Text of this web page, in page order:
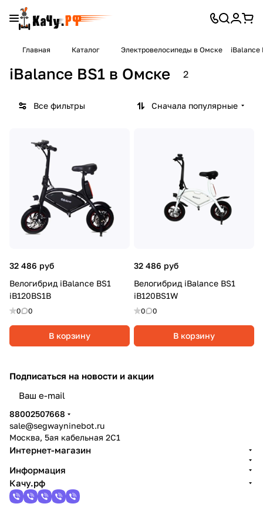
Главная Каталог Электровелосипеды в Омске iBalance
iBalance BS1 в Омске 2
Все фильтры Сначала популярные
32 486 руб
Велогибрид iBalance BS1
iB120BS1B
0 0
В корзину
32 486 руб
Велогибрид iBalance BS1
iB120BS1W
0 0
В корзину
Подписаться на новости и акции
88002507668
sale@segwayninebot.ru
Москва, 5ая кабельная 2С1
Интернет-магазин
Информация
Качу.рф